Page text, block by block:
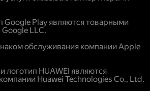
Google Play являются товарными
LLC.
обслуживания компании Apple
логотип HUAWEI являются
Huawei Technologies Co., Ltd.